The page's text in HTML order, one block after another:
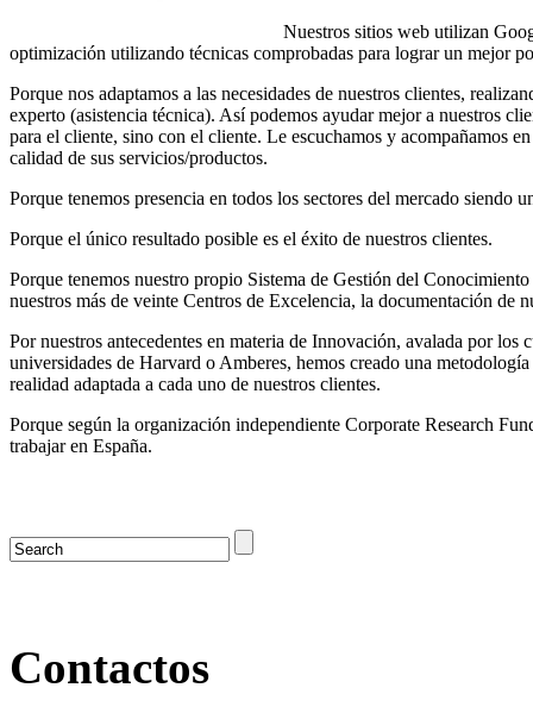
Nuestros sitios web utilizan
optimización utilizando técnicas comprobadas para lograr un mejor
Porque nos adaptamos a las necesidades de nuestros clientes,
experto (asistencia técnica). Así podemos ayudar mejor a nuestros
para el cliente, sino con el cliente. Le escuchamos y acompañamos
calidad de sus servicios/productos.
Porque tenemos presencia en todos los sectores del mercado siendo
Porque el único resultado posible es el éxito de nuestros clientes.
Porque tenemos nuestro propio Sistema de Gestión del
nuestros más de veinte Centros de Excelencia, la documentación
Por nuestros antecedentes en materia de Innovación, avalada por
universidades de Harvard o Amberes, hemos creado una
realidad adaptada a cada uno de nuestros clientes.
Porque según la organización independiente Corporate Research
trabajar en España.
Contactos